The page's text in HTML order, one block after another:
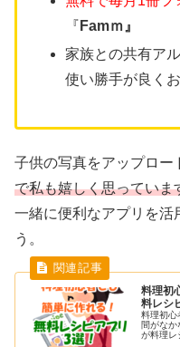
『 Famｍ』
家族との共有ア
使い勝手が良く
子供の写真をアップロー
で私も嬉しく思っていま
一緒に便利なアプリを活
う。
料理初
料レシ
料理初心
間がな
が料理レ